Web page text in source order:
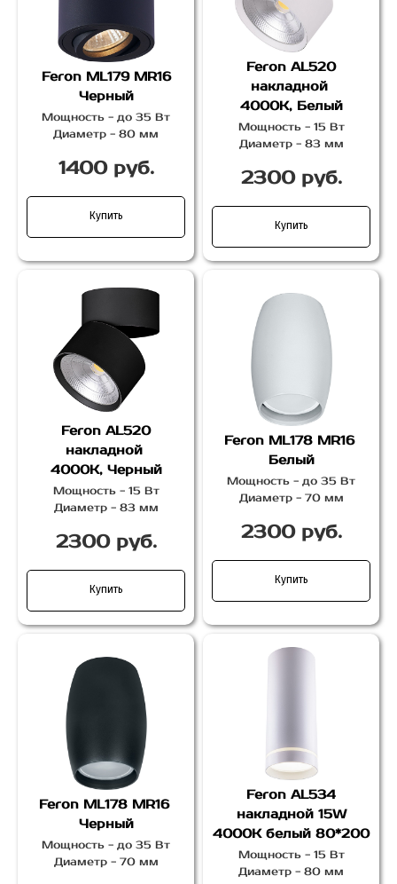
Feron ML179 MR16
Черный
Мощность - до 35 Вт
Диаметр - 80 мм
1400 руб.
Купить
Feron AL520
накладной
4000К, Белый
Мощность - 15 Вт
Диаметр - 83 мм
2300 руб.
Купить
Feron AL520
накладной
4000К, Черный
Мощность - 15 Вт
Диаметр - 83 мм
2300 руб.
Купить
Feron ML178 MR16
Белый
Мощность - до 35 Вт
Диаметр - 70 мм
2300 руб.
Купить
Feron ML178 MR16
Черный
Мощность - до 35 Вт
Диаметр - 70 мм
Feron AL534
накладной 15W
4000K белый 80*200
Мощность - 15 Вт
Диаметр - 80 мм